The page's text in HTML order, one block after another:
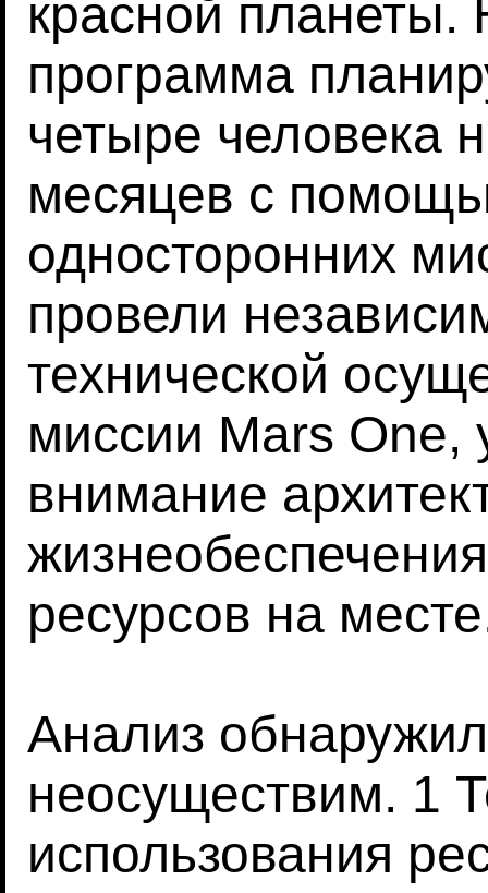
красной планеты.
программа
четыре человека
месяцев с
односторонних
провели
технической
миссии Mars One,
внимание
ресурсов на
Анализ
неосуществим. 1
использования